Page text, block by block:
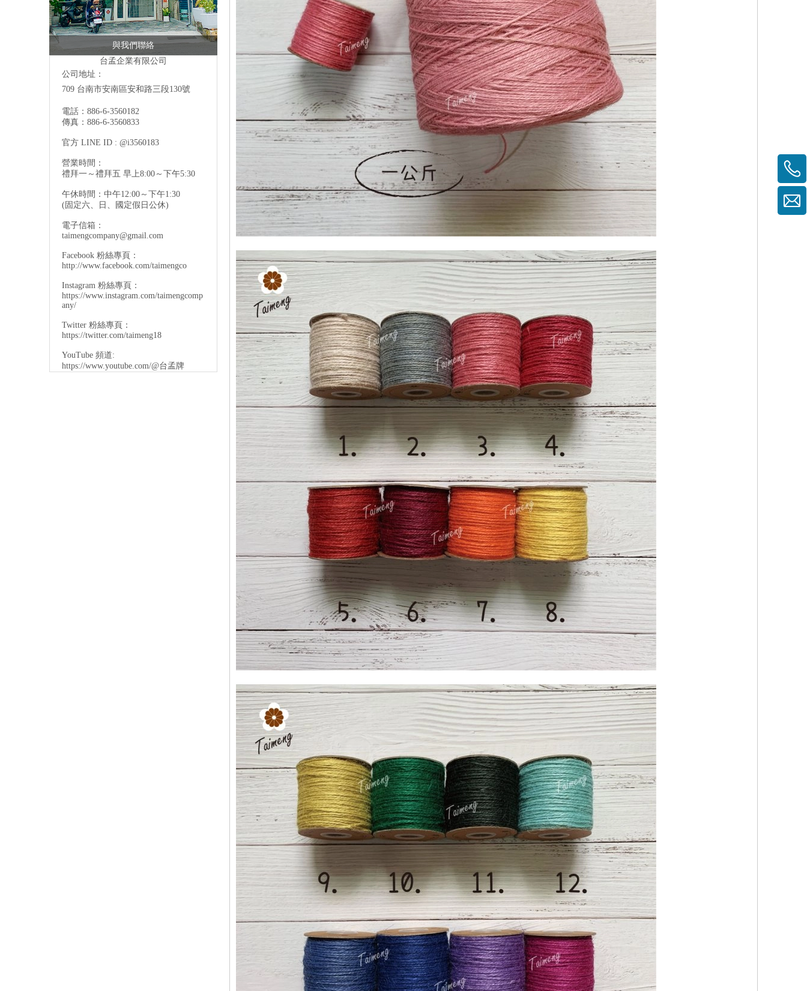
與我們聯絡
台孟企業有限公司
公司地址：
709 台南市安南區安和路三段130號
電話：886-6-3560182
傳真：886-6-3560833
官方 LINE ID : @i3560183
營業時間：
禮拜一～禮拜五 早上8:00～下午5:30
午休時間：中午12:00～下午1:30
(固定六、日、國定假日公休)
電子信箱：
taimengcompany@gmail.com
Facebook 粉絲專頁：
http://www.facebook.com/taimengco
Instagram 粉絲專頁：
https://www.instagram.com/taimengcomp
any/
Twitter 粉絲專頁：
https://twitter.com/taimeng18
YouTube 頻道:
https://www.youtube.com/@台孟牌